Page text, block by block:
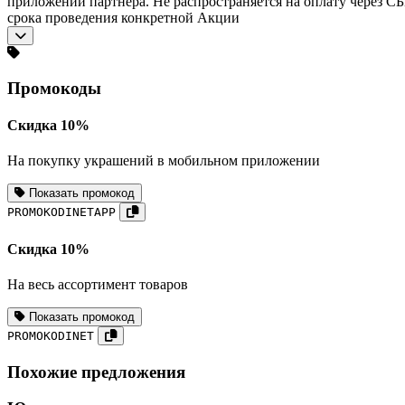
срока проведения конкретной Акции
Промокоды
Скидка 10%
На покупку украшений в мобильном приложении
Показать промокод
PROMOKODINETAPP
Скидка 10%
На весь ассортимент товаров
Показать промокод
PROMOKODINET
Похожие предложения